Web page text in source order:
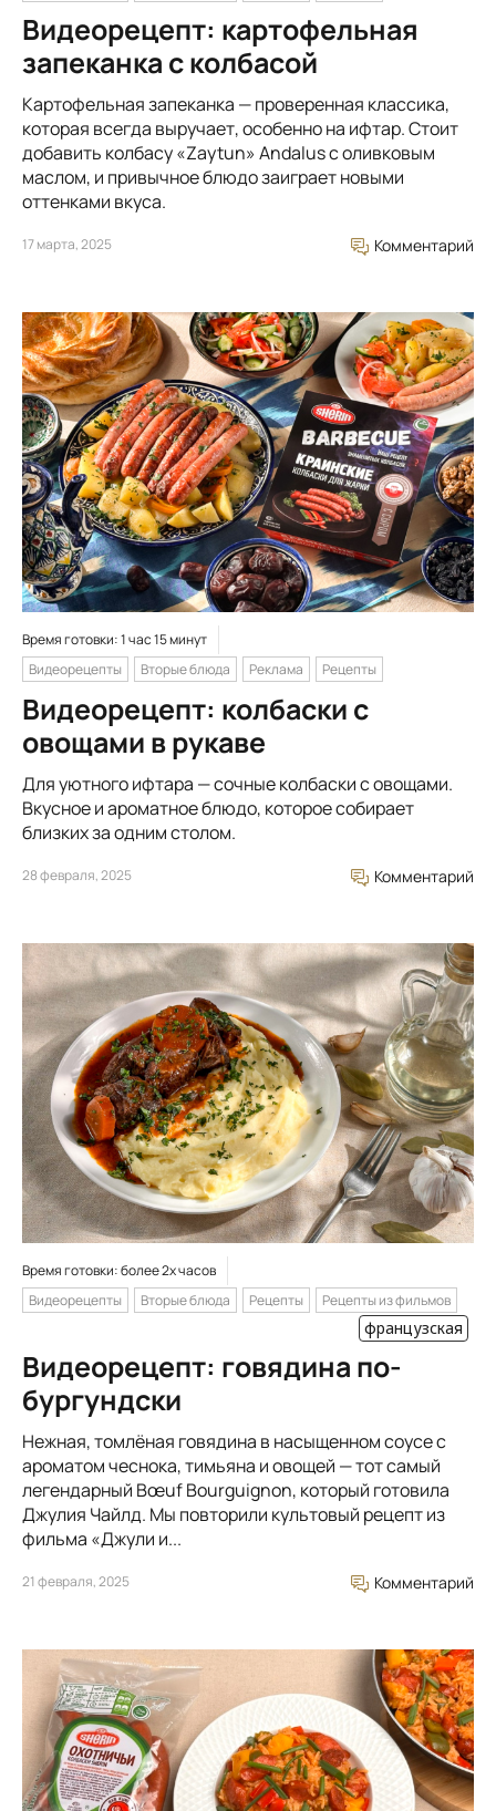
Видеорецепт: картофельная
запеканка с колбасой
Картофельная запеканка — проверенная классика,
которая всегда выручает, особенно на ифтар. Стоит
добавить колбасу «Zaytun» Andalus с оливковым
маслом, и привычное блюдо заиграет новыми
оттенками вкуса.
17 марта, 2025 Комментарий
Время готовки: 1 час 15 минут
Видеорецепты
Вторые блюда Реклама Рецепты
Видеорецепт: колбаски с
овощами в рукаве
Для уютного ифтара — сочные колбаски с овощами.
Вкусное и ароматное блюдо, которое собирает
близких за одним столом.
28 февраля, 2025 Комментарий
Время готовки: более 2х часов
Видеорецепты
Вторые блюда Рецепты Рецепты из фильмов
французская
Видеорецепт: говядина по-
бургундски
Нежная, томлёная говядина в насыщенном соусе с
ароматом чеснока, тимьяна и овощей — тот самый
легендарный Bœuf Bourguignon, который готовила
Джулия Чайлд. Мы повторили культовый рецепт из
фильма «Джули и...
21 февраля, 2025 Комментарий